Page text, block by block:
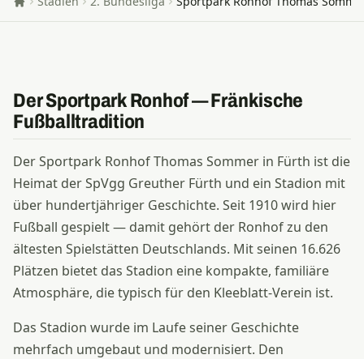
Startseite
Der Sportpark Ronhof — Fränkische
Fußballtradition
Der Sportpark Ronhof Thomas Sommer in Fürth ist die
Heimat der SpVgg Greuther Fürth und ein Stadion mit
über hundertjähriger Geschichte. Seit 1910 wird hier
Fußball gespielt — damit gehört der Ronhof zu den
ältesten Spielstätten Deutschlands. Mit seinen 16.626
Plätzen bietet das Stadion eine kompakte, familiäre
Atmosphäre, die typisch für den Kleeblatt-Verein ist.
Das Stadion wurde im Laufe seiner Geschichte
mehrfach umgebaut und modernisiert. Den